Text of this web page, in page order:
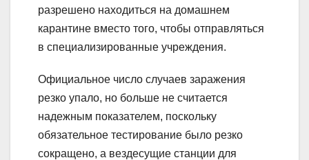
разрешено находиться на домашнем
карантине вместо того, чтобы отправляться
в специализированные учреждения.
Официальное число случаев заражения
резко упало, но больше не считается
надежным показателем, поскольку
обязательное тестирование было резко
сокращено, а вездесущие станции для